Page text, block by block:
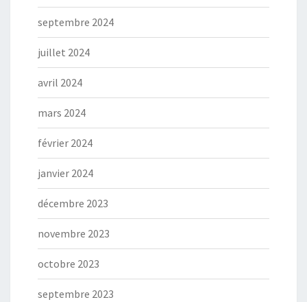
septembre 2024
juillet 2024
avril 2024
mars 2024
février 2024
janvier 2024
décembre 2023
novembre 2023
octobre 2023
septembre 2023